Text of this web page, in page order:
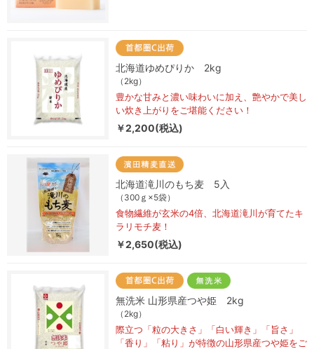
北海道ゆめぴりか 2kg
（2kg）
豊かな甘みと濃い味わいに加え、艶やかで美し
い炊き上がりをご堪能ください！
￥2,200(税込)
北海道滝川のもち麦 5入
（300ｇ×5袋）
食物繊維が玄米の4倍、北海道滝川が育てたキ
ラリモチ麦！
￥2,650(税込)
無洗米 山形県産つや姫 2kg
（2kg）
際立つ「粒の大きさ」「白い輝き」「旨さ」
「香り」「粘り」が特徴の山形県産つや姫をご